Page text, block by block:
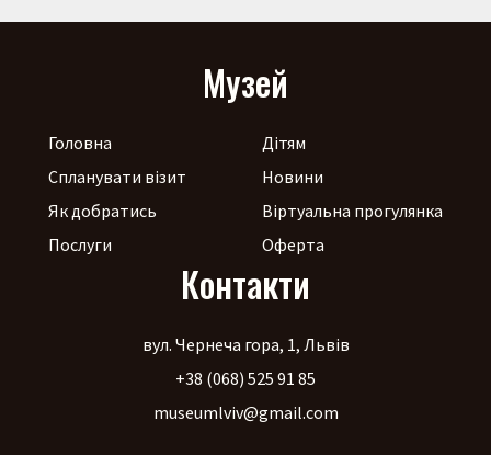
Музей
Головна
Спланувати візит
Як добратись
Послуги
Дітям
Новини
Віртуальна прогулянка
Оферта
Контакти
вул. Чернеча гора, 1, Львів
+38 (068) 525 91 85
museumlviv@gmail.com